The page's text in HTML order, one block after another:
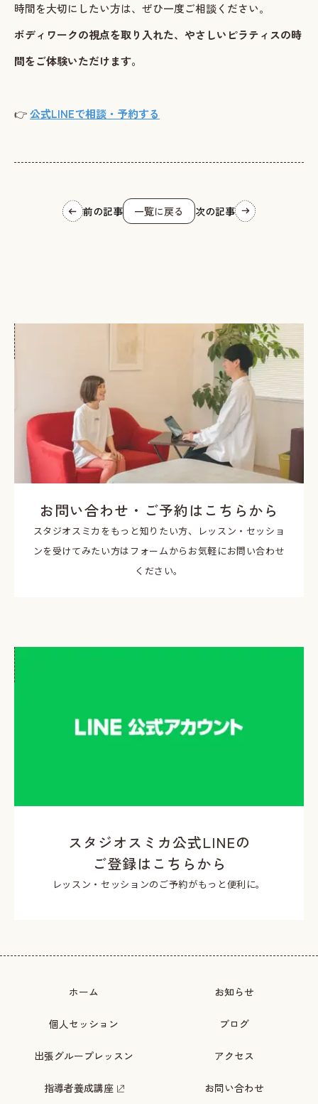
時間を大切にしたい方は、ぜひ一度ご相談ください。
ボディワークの視点を取り入れた、やさしいピラティスの時
間をご体験いただけます。
👉公式LINEで相談・予約する
前の記事 一覧に戻る 次の記事
お問い合わせ・ご予約はこちらから
スタジオスミカをもっと知りたい方、レッスン・セッショ
ンを受けてみたい方はフォームからお気軽にお問い合わせ
ください。
スタジオスミカ公式LINEの
ご登録はこちらから
レッスン・セッションのご予約がもっと便利に。
ホーム
個人セッション
出張グループレッスン
指導者養成講座
お知らせ
ブログ
アクセス
お問い合わせ